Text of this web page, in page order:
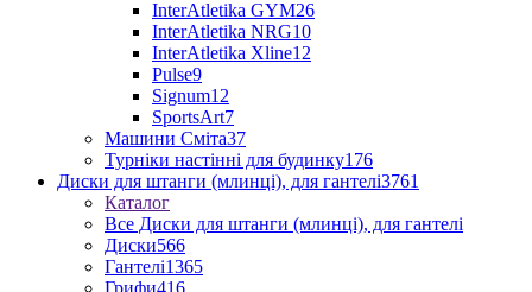
InterAtletika GYM26
InterAtletika NRG10
InterAtletika Xline12
Pulse9
Signum12
SportsArt7
Машини Сміта37
Турніки настінні для будинку176
Диски для штанги (млинці), для гантелі3761
Каталог
Все Диски для штанги (млинці), для гантелі
Диски566
Гантелі1365
Грифи416